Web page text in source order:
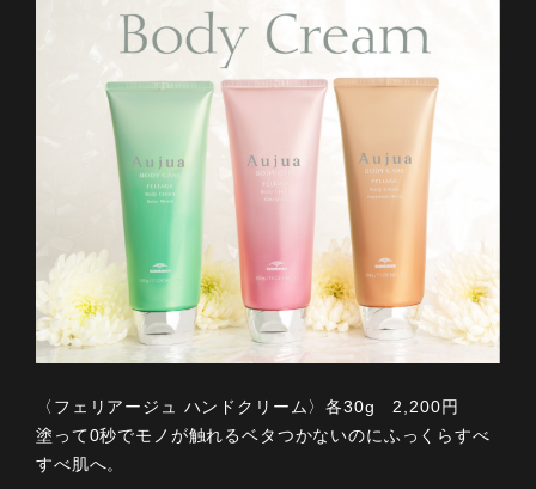
〈フェリアージュ ハンドクリーム〉各30g 2,200円
塗って0秒でモノが触れるベタつかないのにふっくらすべ
すべ肌へ。